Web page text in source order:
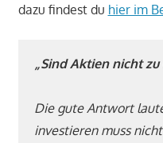
dazu findest du hier im
„Sind Aktien nicht
Die gute Antwort
investieren muss